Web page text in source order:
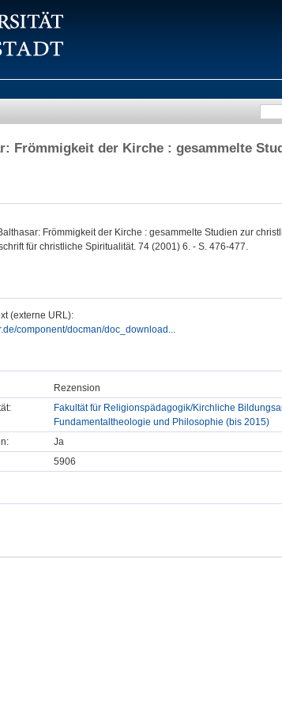
Frömmigkeit der Kirche : gesammelte
Frömmigkeit der Kirche : gesammelte Studien zur
für christliche Spiritualität. 74 (2001) 6. - S. 476-477.
(externe URL):
component/docman/doc_download...
Rezension
Fakultät für Religionspädagogik/Kirchliche
Fundamentaltheologie und Philosophie (bis 2015)
Ja
5906